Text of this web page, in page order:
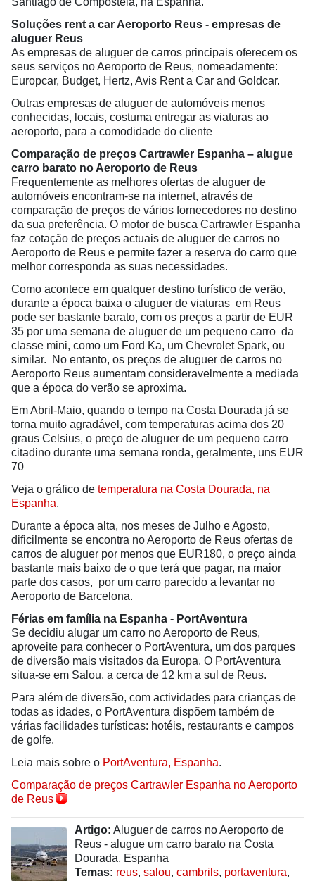
Soluções rent a car Aeroporto Reus - empresas de
aluguer Reus
As empresas de aluguer de carros principais oferecem os
seus serviços no Aeroporto de Reus, nomeadamente:
Europcar, Budget, Hertz, Avis Rent a Car and Goldcar.
Outras empresas de aluguer de automóveis menos
conhecidas, locais, costuma entregar as viaturas ao
aeroporto, para a comodidade do cliente
Comparação de preços Cartrawler Espanha – alugue
carro barato no Aeroporto de Reus
Frequentemente as melhores ofertas de aluguer de
automóveis encontram-se na internet, através de
comparação de preços de vários fornecedores no destino
da sua preferência. O motor de busca Cartrawler Espanha
faz cotação de preços actuais de aluguer de carros no
Aeroporto de Reus e permite fazer a reserva do carro que
melhor corresponda as suas necessidades.
Como acontece em qualquer destino turístico de verão,
durante a época baixa o aluguer de viaturas em Reus
pode ser bastante barato, com os preços a partir de EUR
35 por uma semana de aluguer de um pequeno carro da
classe mini, como um Ford Ka, um Chevrolet Spark, ou
similar. No entanto, os preços de aluguer de carros no
Aeroporto Reus aumentam consideravelmente a mediada
que a época do verão se aproxima.
Em Abril-Maio, quando o tempo na Costa Dourada já se
torna muito agradável, com temperaturas acima dos 20
graus Celsius, o preço de aluguer de um pequeno carro
citadino durante uma semana ronda, geralmente, uns EUR
70
Veja o gráfico de temperatura na Costa Dourada, na
Espanha.
Durante a época alta, nos meses de Julho e Agosto,
dificilmente se encontra no Aeroporto de Reus ofertas de
carros de aluguer por menos que EUR180, o preço ainda
bastante mais baixo de o que terá que pagar, na maior
parte dos casos, por um carro parecido a levantar no
Aeroporto de Barcelona.
Férias em família na Espanha - PortAventura
Se decidiu alugar um carro no Aeroporto de Reus,
aproveite para conhecer o PortAventura, um dos parques
de diversão mais visitados da Europa. O PortAventura
situa-se em Salou, a cerca de 12 km a sul de Reus.
Para além de diversão, com actividades para crianças de
todas as idades, o PortAventura dispõem também de
várias facilidades turísticas: hotéis, restaurants e campos
de golfe.
Leia mais sobre o PortAventura, Espanha.
Comparação de preços Cartrawler Espanha no Aeroporto
de Reus
Artigo: Aluguer de carros no Aeroporto de
Reus - alugue um carro barato na Costa
Dourada, Espanha
Temas: reus, salou, cambrils, portaventura,